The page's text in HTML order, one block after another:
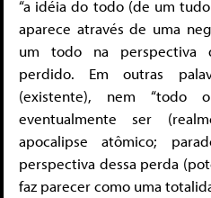
“a idéia do todo (de um
aparece através de uma
um todo na perspectiva
perdido. Em outras
(existente), nem “todo
eventualmente ser
apocalipse atômico;
perspectiva dessa perda
faz parecer como uma